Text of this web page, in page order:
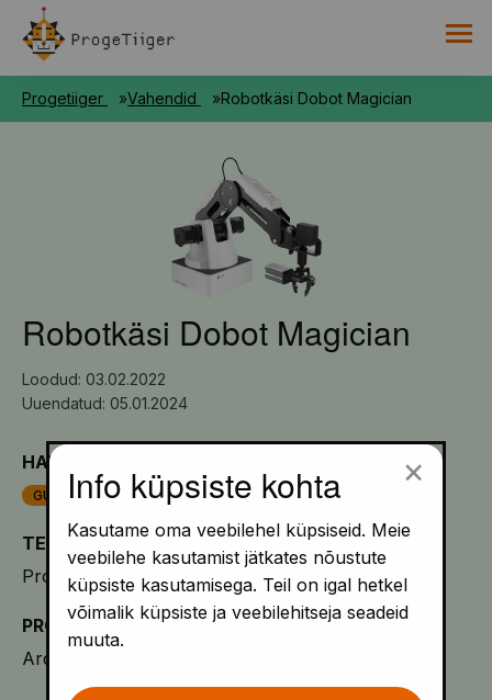
RAAMAT
Progetiiger Vahendid Robotkäsi Dobot Magician
Robotkäsi Dobot Magician
Loodud: 03.02.2022
Uuendatud: 05.01.2024
HARIDUSTASE
GÜMN KUTSE
TEEMA
Programmeerimine Robootika
PROGRAMM ON KASUTATAV
Arduino
Info küpsiste kohta
Kasutame oma veebilehel küpsiseid. Meie
veebilehe kasutamist jätkates nõustute
küpsiste kasutamisega. Teil on igal hetkel
võimalik küpsiste ja veebilehitseja seadeid
muuta.
×